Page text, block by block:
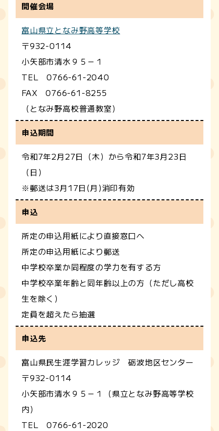
開催会場
富山県立となみ野高等学校
〒932-0114
小矢部市清水９５－１
TEL 0766-61-2040
FAX 0766-61-8255
（となみ野高校普通教室）
申込期間
令和7年2月27日（木）から令和7年3月23日
（日）
※郵送は3月17日(月)消印有効
申込
所定の申込用紙により直接窓口へ
所定の申込用紙により郵送
中学校卒業か同程度の学力を有する方
中学校卒業年齢と同年齢以上の方（ただし高校
生を除く）
定員を超えたら抽選
申込先
富山県民生涯学習カレッジ 砺波地区センター
〒932-0114
小矢部市清水９５－１（県立となみ野高等学校
内）
TEL 0766-61-2020